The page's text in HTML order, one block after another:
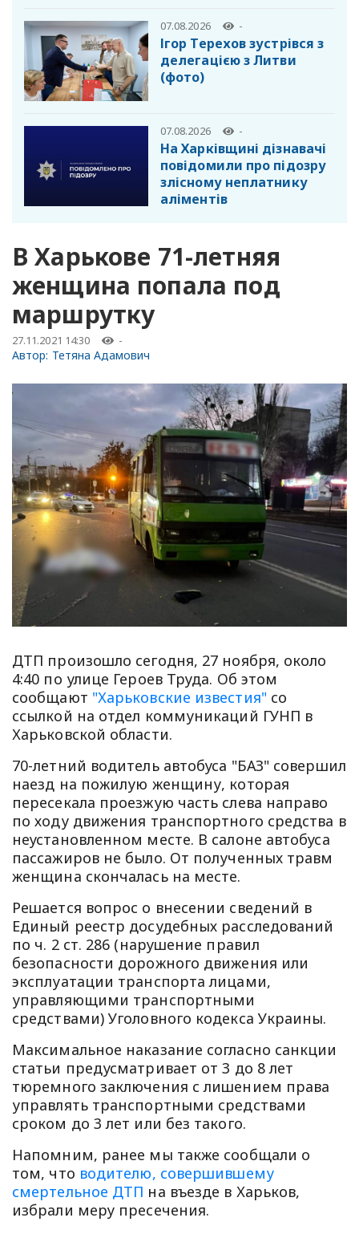
07.08.2026 -
Ігор Терехов зустрівся з
делегацією з Литви
(фото)
07.08.2026 -
На Харківщині дізнавачі
повідомили про підозру
злісному неплатнику
аліментів
В Харькове 71-летняя
женщина попала под
маршрутку
27.11.2021 14:30 -
Автор: Тетяна Адамович
ДТП произошло сегодня, 27 ноября, около
4:40 по улице Героев Труда. Об этом
сообщают "Харьковские известия" со
ссылкой на отдел коммуникаций ГУНП в
Харьковской области.
70-летний водитель автобуса "БАЗ" совершил
наезд на пожилую женщину, которая
пересекала проезжую часть слева направо
по ходу движения транспортного средства в
неустановленном месте. В салоне автобуса
пассажиров не было. От полученных травм
женщина скончалась на месте.
Решается вопрос о внесении сведений в
Единый реестр досудебных расследований
по ч. 2 ст. 286 (нарушение правил
безопасности дорожного движения или
эксплуатации транспорта лицами,
управляющими транспортными
средствами) Уголовного кодекса Украины.
Максимальное наказание согласно санкции
статьи предусматривает от 3 до 8 лет
тюремного заключения с лишением права
управлять транспортными средствами
сроком до 3 лет или без такого.
Напомним, ранее мы также сообщали о
том, что водителю, совершившему
смертельное ДТП на въезде в Харьков,
избрали меру пресечения.